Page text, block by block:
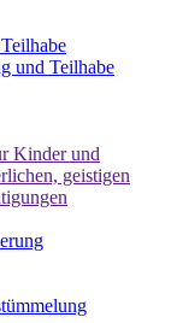
und Teilhabe
Kinder und
geistigen